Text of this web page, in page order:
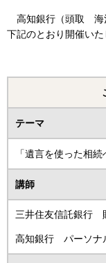
高知銀行（頭取 海
下記のとおり開催いた
テーマ
「遺言を使った相
講師
三井住友信託銀行
高知銀行 パーソ